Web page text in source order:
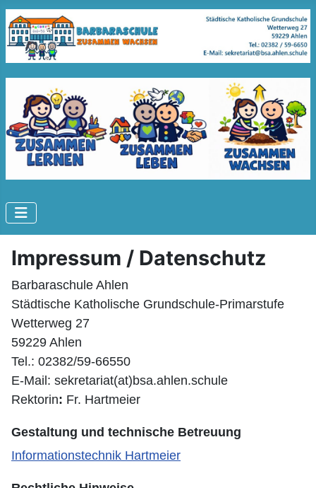
Impressum / Datenschutz
Barbaraschule Ahlen
Städtische Katholische Grundschule-Primarstufe
Wetterweg 27
59229 Ahlen
Tel.: 02382/59-66550
E-Mail: sekretariat(at)bsa.ahlen.schule
Rektorin: Fr. Hartmeier
Gestaltung und technische Betreuung
Informationstechnik Hartmeier